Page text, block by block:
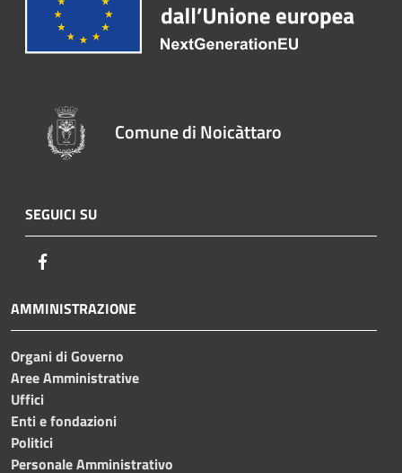
Comune di Noicàttaro
SEGUICI SU
AMMINISTRAZIONE
Organi di Governo
Aree Amministrative
Uffici
Enti e fondazioni
Politici
Personale Amministrativo